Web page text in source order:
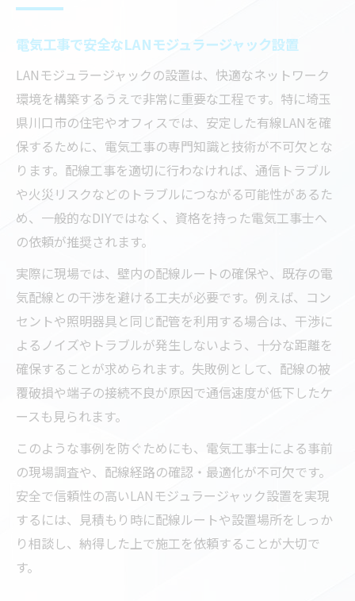
電気工事で安全なLANモジュラージャック設置
LANモジュラージャックの設置は、快適なネットワーク
環境を構築するうえで非常に重要な工程です。特に埼玉
県川口市の住宅やオフィスでは、安定した有線LANを確
保するために、電気工事の専門知識と技術が不可欠とな
ります。配線工事を適切に行わなければ、通信トラブル
や火災リスクなどのトラブルにつながる可能性があるた
め、一般的なDIYではなく、資格を持った電気工事士へ
の依頼が推奨されます。
実際に現場では、壁内の配線ルートの確保や、既存の電
気配線との干渉を避ける工夫が必要です。例えば、コン
セントや照明器具と同じ配管を利用する場合は、干渉に
よるノイズやトラブルが発生しないよう、十分な距離を
確保することが求められます。失敗例として、配線の被
覆破損や端子の接続不良が原因で通信速度が低下したケ
ースも見られます。
このような事例を防ぐためにも、電気工事士による事前
の現場調査や、配線経路の確認・最適化が不可欠です。
安全で信頼性の高いLANモジュラージャック設置を実現
するには、見積もり時に配線ルートや設置場所をしっか
り相談し、納得した上で施工を依頼することが大切で
す。